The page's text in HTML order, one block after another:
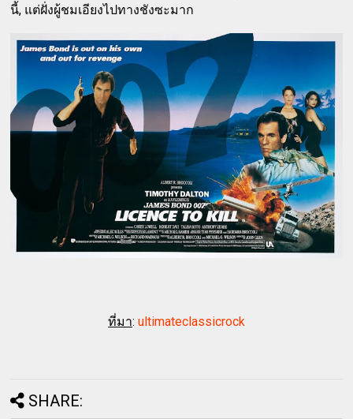
นี้, แต่ฝั่งผู้ชมเอียงไปทางชังซะมาก
ที่มา: ultimateclassicrock
SHARE: